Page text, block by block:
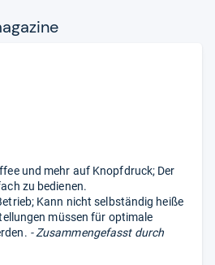
und mehr auf Knopfdruck; Der
zu bedienen.
Kann nicht selbständig heiße
müssen für optimale
- Zusammengefasst durch